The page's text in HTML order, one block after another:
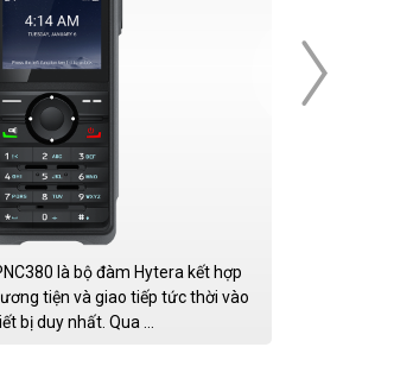
là bộ đàm Hytera kết hợp
tiện và giao tiếp tức thời vào
bị duy nhất. Qua ...